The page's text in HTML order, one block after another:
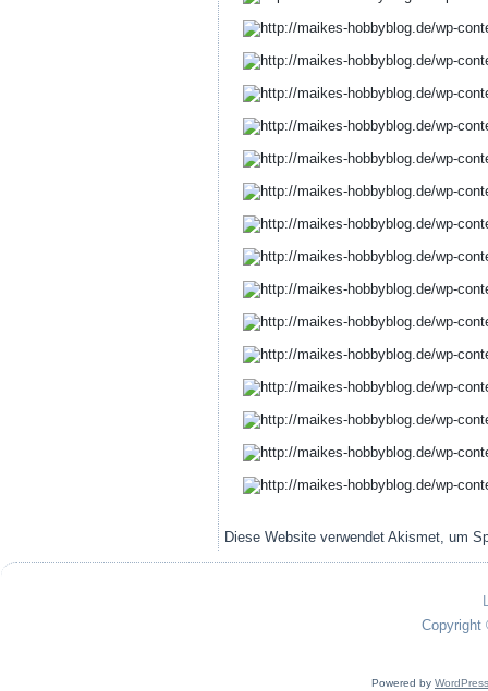
Diese Website verwendet Akismet, um
Copyright
Powered by WordPress